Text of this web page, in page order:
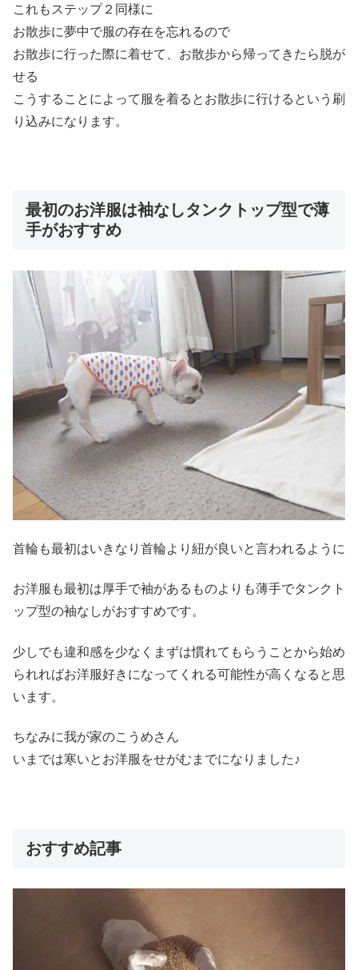
これもステップ２同様に
お散歩に夢中で服の存在を忘れるので
お散歩に行った際に着せて、お散歩から帰ってきたら脱が
せる
こうすることによって服を着るとお散歩に行けるという刷
り込みになります。
最初のお洋服は袖なしタンクトップ型で薄
手がおすすめ
首輪も最初はいきなり首輪より紐が良いと言われるように
お洋服も最初は厚手で袖があるものよりも薄手でタンクト
ップ型の袖なしがおすすめです。
少しでも違和感を少なくまずは慣れてもらうことから始め
られればお洋服好きになってくれる可能性が高くなると思
います。
ちなみに我が家のこうめさん
いまでは寒いとお洋服をせがむまでになりました♪
おすすめ記事